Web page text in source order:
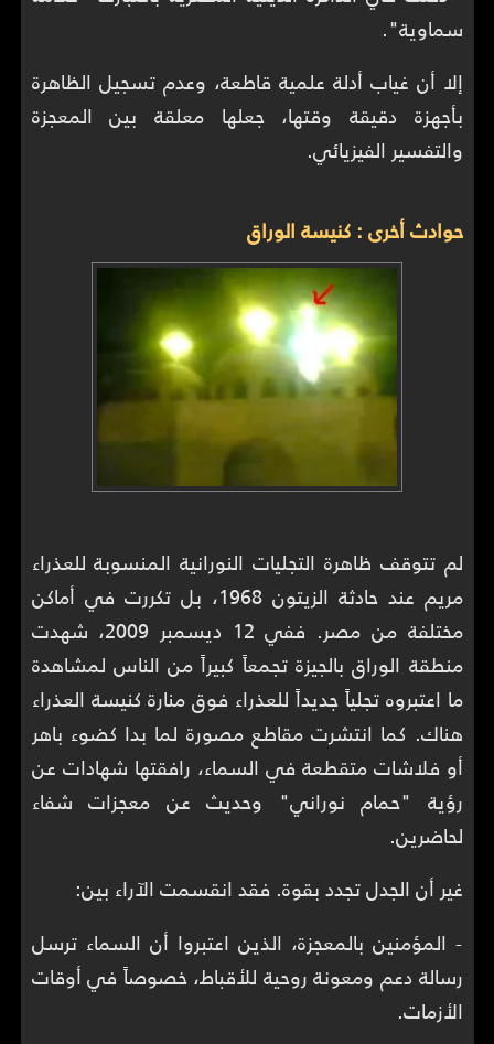
سماوية".
إلا أن غياب أدلة علمية قاطعة، وعدم تسجيل الظاهرة
بأجهزة دقيقة وقتها، جعلها معلقة بين المعجزة
والتفسير الفيزيائي.
حوادث أخرى : كنيسة الوراق
لم تتوقف ظاهرة التجليات النورانية المنسوبة للعذراء
مريم عند حادثة الزيتون 1968، بل تكررت في أماكن
مختلفة من مصر. ففي 12 ديسمبر 2009، شهدت
منطقة الوراق بالجيزة تجمعاً كبيراً من الناس لمشاهدة
ما اعتبروه تجلياً جديداً للعذراء فوق منارة كنيسة العذراء
هناك. كما انتشرت مقاطع مصورة لما بدا كضوء باهر
أو فلاشات متقطعة في السماء، رافقتها شهادات عن
رؤية "حمام نوراني" وحديث عن معجزات شفاء
لحاضرين.
غير أن الجدل تجدد بقوة. فقد انقسمت الآراء بين:
- المؤمنين بالمعجزة، الذين اعتبروا أن السماء ترسل
رسالة دعم ومعونة روحية للأقباط، خصوصاً في أوقات
الأزمات.